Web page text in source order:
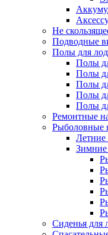
Не
Подводные
Полы для
Полы
Полы
Полы
Полы
Полы
Ремонтные
Рыболовные
Сиденья для